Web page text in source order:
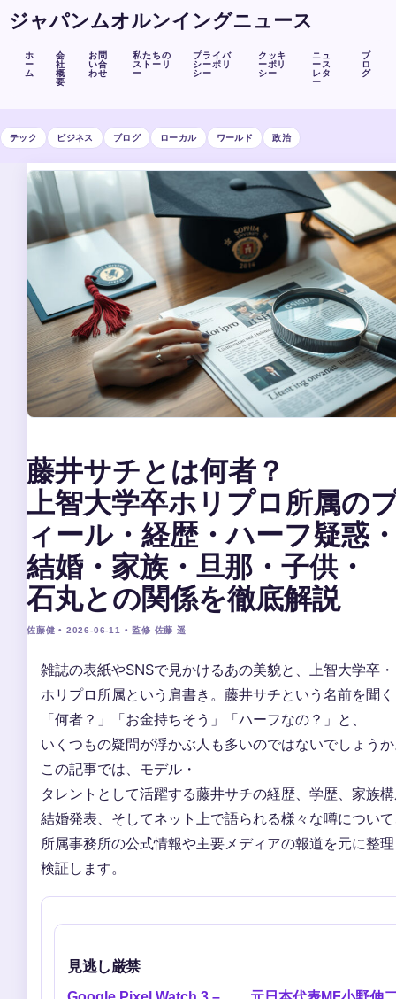
ジャパンムオルンイングニュース
ホ
ー
ム
会
社
概
要
お問
い合
わせ
私たちの
ストーリ
ー
プライバ
シーポリ
シー
クッキ
ーポリ
シー
ニュ
ース
レタ
ー
ブ
ロ
グ
テック ビジネス ブログ ローカル ワールド 政治
藤井サチとは何者？
上智大学卒ホリプロ所属の
ィール・経歴・ハーフ疑惑
結婚・家族・旦那・子供・
石丸との関係を徹底解説
佐藤健 • 2026-06-11 • 監修 佐藤 遥
雑誌の表紙やSNSで見かけるあの美貌と、上智大学卒・
ホリプロ所属という肩書き。藤井サチという名前を聞
「何者？」「お金持ちそう」「ハーフなの？」と、
いくつもの疑問が浮かぶ人も多いのではないでしょう
この記事では、モデル・
タレントとして活躍する藤井サチの経歴、学歴、家族
結婚発表、そしてネット上で語られる様々な噂につい
所属事務所の公式情報や主要メディアの報道を元に整
検証します。
見逃し厳禁